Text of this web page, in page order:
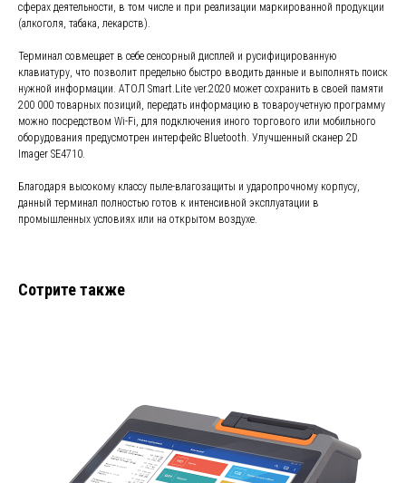
сферах деятельности, в том числе и при реализации маркированной продукции
(алкоголя, табака, лекарств).
Терминал совмещает в себе сенсорный дисплей и русифицированную
клавиатуру, что позволит предельно быстро вводить данные и выполнять поиск
нужной информации. АТОЛ Smart.Lite ver.2020 может сохранить в своей памяти
200 000 товарных позиций, передать информацию в товароучетную программу
можно посредством Wi-Fi, для подключения иного торгового или мобильного
оборудования предусмотрен интерфейс Bluetooth. Улучшенный сканер 2D
Imager SE4710.
Благодаря высокому классу пыле-влагозащиты и ударопрочному корпусу,
данный терминал полностью готов к интенсивной эксплуатации в
промышленных условиях или на открытом воздухе.
Сотрите также